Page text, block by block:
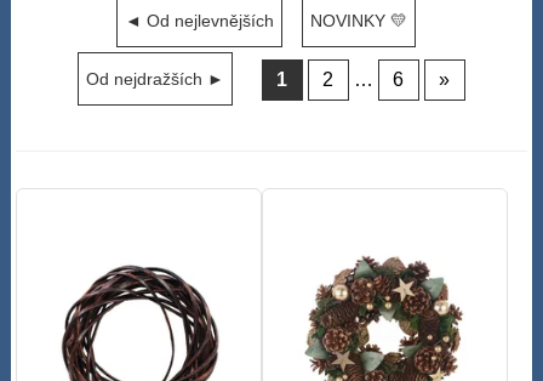
◄ Od nejlevnějších NOVINKY 💛
Od nejdražších ► 1 2 … 6 »